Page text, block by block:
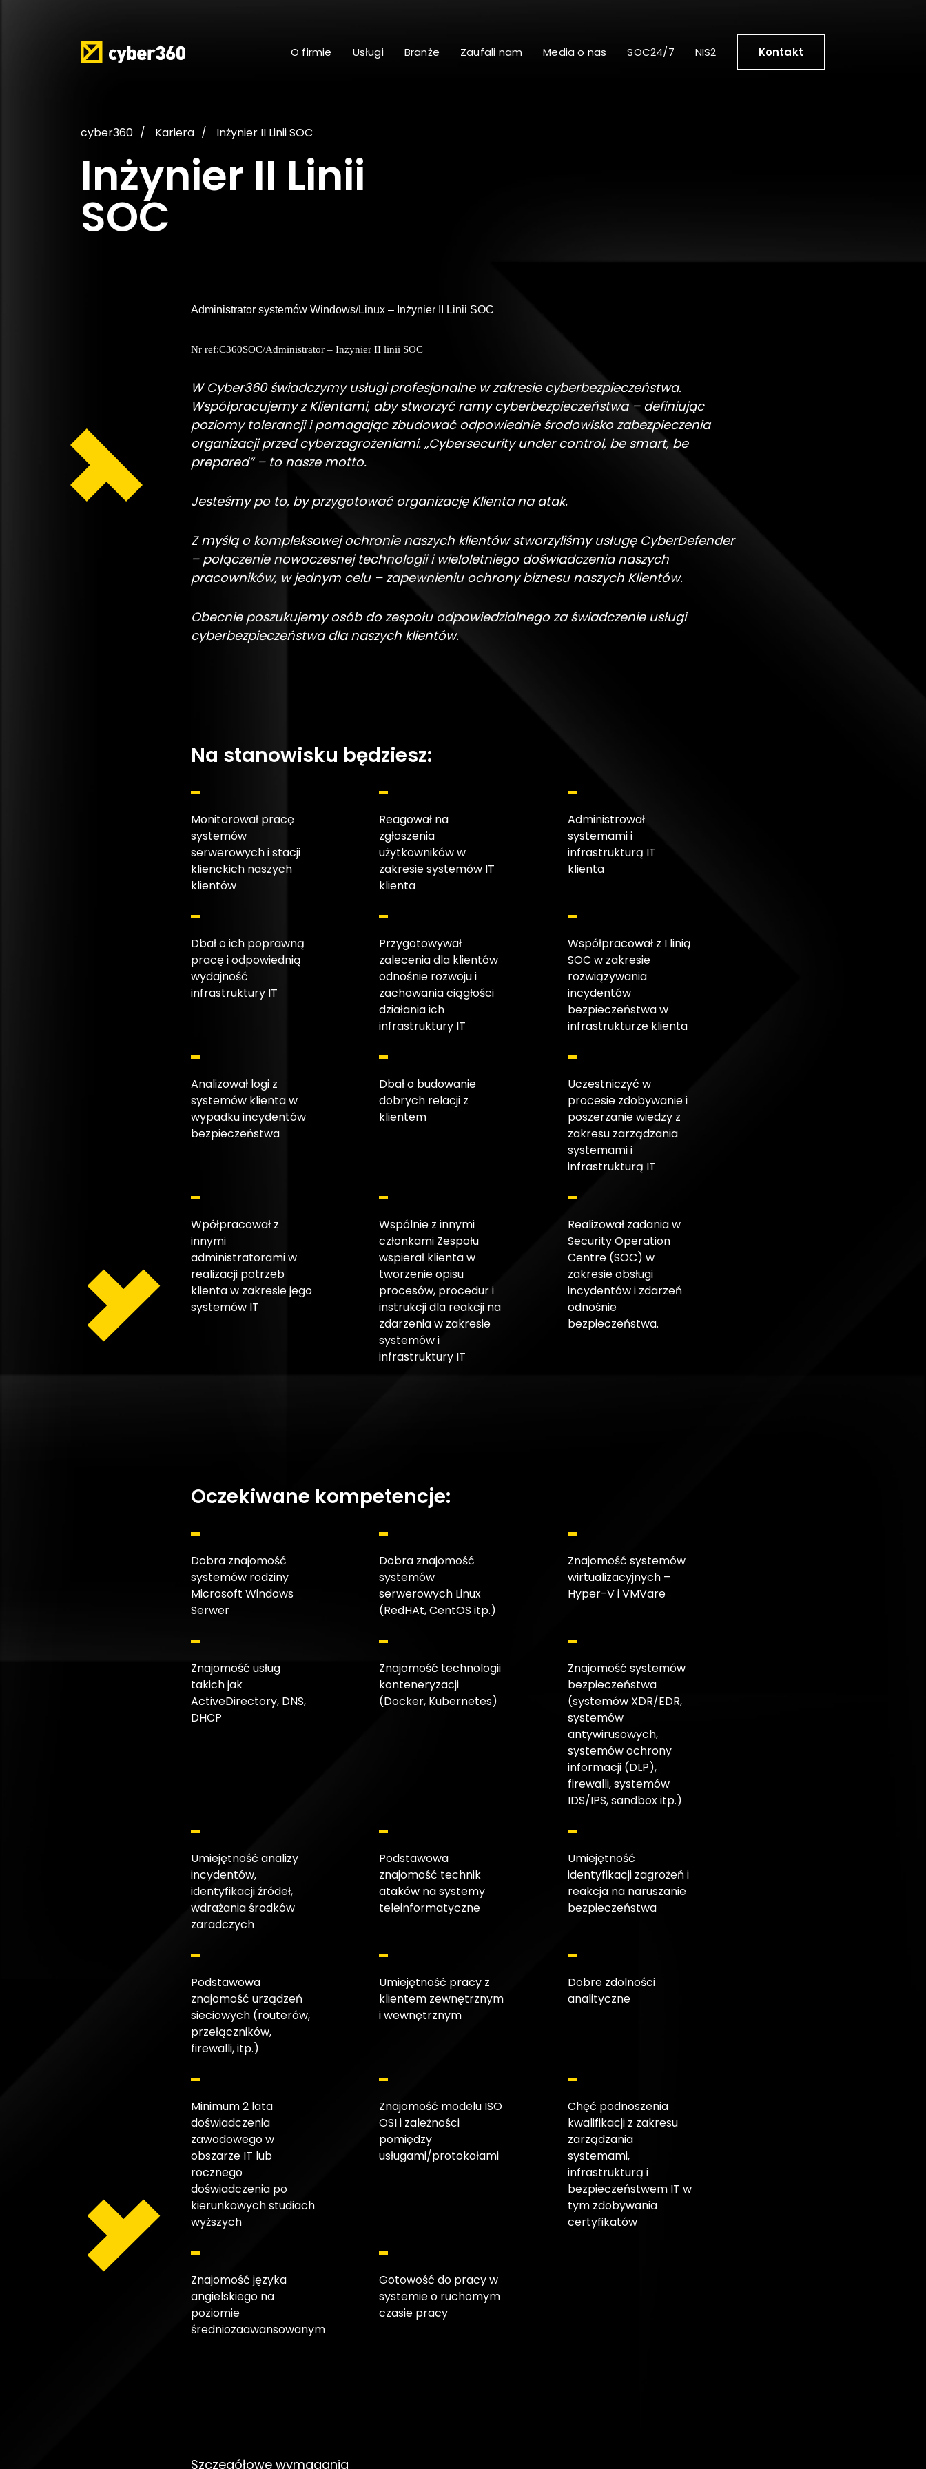
O firmie Usługi Branże Zaufali nam Media o nas SOC24/7 NIS2 Kontakt
cyber360 Kariera Inżynier II Linii SOC
Inżynier II Linii
SOC
Administrator systemów Windows/Linux – Inżynier II Linii SOC
Nr ref:C360SOC/Administrator – Inżynier II linii SOC
W Cyber360 świadczymy usługi profesjonalne w zakresie cyberbezpieczeństwa.
Współpracujemy z Klientami, aby stworzyć ramy cyberbezpieczeństwa – definiując
poziomy tolerancji i pomagając zbudować odpowiednie środowisko zabezpieczenia
organizacji przed cyberzagrożeniami. „Cybersecurity under control, be smart, be
prepared” – to nasze motto.
Jesteśmy po to, by przygotować organizację Klienta na atak.
Z myślą o kompleksowej ochronie naszych klientów stworzyliśmy usługę CyberDefender
– połączenie nowoczesnej technologii i wieloletniego doświadczenia naszych
pracowników, w jednym celu – zapewnieniu ochrony biznesu naszych Klientów.
Obecnie poszukujemy osób do zespołu odpowiedzialnego za świadczenie usługi
cyberbezpieczeństwa dla naszych klientów.
Na stanowisku będziesz:
Monitorował pracę
systemów
serwerowych i stacji
klienckich naszych
klientów
Reagował na
zgłoszenia
użytkowników w
zakresie systemów IT
klienta
Administrował
systemami i
infrastrukturą IT
klienta
Dbał o ich poprawną
pracę i odpowiednią
wydajność
infrastruktury IT
Przygotowywał
zalecenia dla klientów
odnośnie rozwoju i
zachowania ciągłości
działania ich
infrastruktury IT
Współpracował z I linią
SOC w zakresie
rozwiązywania
incydentów
bezpieczeństwa w
infrastrukturze klienta
Analizował logi z
systemów klienta w
wypadku incydentów
bezpieczeństwa
Dbał o budowanie
dobrych relacji z
klientem
Uczestniczyć w
procesie zdobywanie i
poszerzanie wiedzy z
zakresu zarządzania
systemami i
infrastrukturą IT
Wpółpracował z
innymi
administratorami w
realizacji potrzeb
klienta w zakresie jego
systemów IT
Wspólnie z innymi
członkami Zespołu
wspierał klienta w
tworzenie opisu
procesów, procedur i
instrukcji dla reakcji na
zdarzenia w zakresie
systemów i
infrastruktury IT
Realizował zadania w
Security Operation
Centre (SOC) w
zakresie obsługi
incydentów i zdarzeń
odnośnie
bezpieczeństwa.
Oczekiwane kompetencje:
Dobra znajomość
systemów rodziny
Microsoft Windows
Serwer
Dobra znajomość
systemów
serwerowych Linux
(RedHAt, CentOS itp.)
Znajomość systemów
wirtualizacyjnych –
Hyper-V i VMVare
Znajomość usług
takich jak
ActiveDirectory, DNS,
DHCP
Znajomość technologii
konteneryzacji
(Docker, Kubernetes)
Znajomość systemów
bezpieczeństwa
(systemów XDR/EDR,
systemów
antywirusowych,
systemów ochrony
informacji (DLP),
firewalli, systemów
IDS/IPS, sandbox itp.)
Umiejętność analizy
incydentów,
identyfikacji źródeł,
wdrażania środków
zaradczych
Podstawowa
znajomość technik
ataków na systemy
teleinformatyczne
Umiejętność
identyfikacji zagrożeń i
reakcja na naruszanie
bezpieczeństwa
Podstawowa
znajomość urządzeń
sieciowych (routerów,
przełączników,
firewalli, itp.)
Umiejętność pracy z
klientem zewnętrznym
i wewnętrznym
Dobre zdolności
analityczne
Minimum 2 lata
doświadczenia
zawodowego w
obszarze IT lub
rocznego
doświadczenia po
kierunkowych studiach
wyższych
Znajomość modelu ISO
OSI i zależności
pomiędzy
usługami/protokołami
Chęć podnoszenia
kwalifikacji z zakresu
zarządzania
systemami,
infrastrukturą i
bezpieczeństwem IT w
tym zdobywania
certyfikatów
Znajomość języka
angielskiego na
poziomie
średniozaawansowanym
Gotowość do pracy w
systemie o ruchomym
czasie pracy
Szczegółowe wymagania